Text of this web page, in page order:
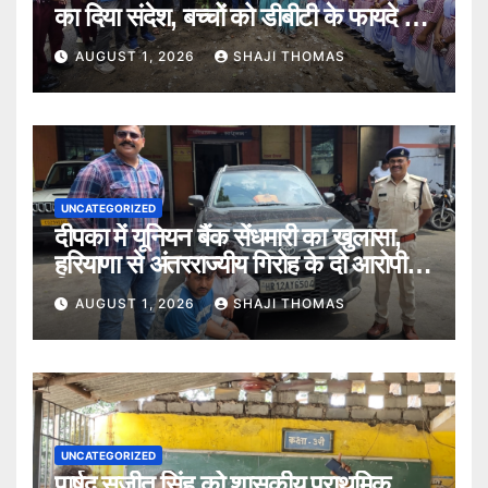
का दिया संदेश, बच्चों को डीबीटी के फायदे भी
बताए।
AUGUST 1, 2026 SHAJI THOMAS
UNCATEGORIZED
दीपका में यूनियन बैंक सेंधमारी का खुलासा,
हरियाणा से अंतरराज्यीय गिरोह के दो आरोपी
गिरफ्तार।
AUGUST 1, 2026 SHAJI THOMAS
UNCATEGORIZED